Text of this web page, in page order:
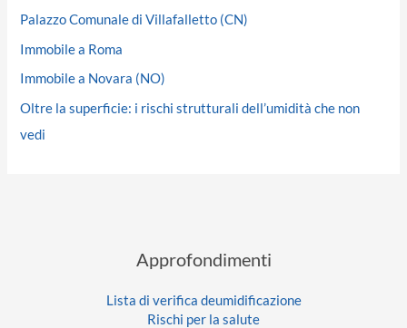
Palazzo Comunale di Villafalletto (CN)
Immobile a Roma
Immobile a Novara (NO)
Oltre la superficie: i rischi strutturali dell’umidità che non
vedi
Approfondimenti
Lista di verifica deumidificazione
Rischi per la salute